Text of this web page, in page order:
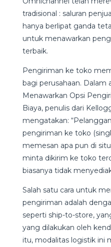
tradisional : saluran
hanya berlipat ganda
untuk menawarkan
terbaik.
Pengiriman ke toko
bagi perusahaan. Dalam
Menawarkan Opsi
Biaya, penulis dari
mengatakan:
pengiriman ke toko
memesan apa pun di
minta dikirim ke toko
biasanya tidak
Salah satu cara untuk
pengiriman adalah
seperti ship-to-store,
yang dilakukan oleh
itu, modalitas logistik ini